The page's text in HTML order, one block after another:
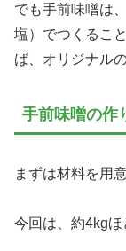
でも手前味噌は
塩）でつくるこ
ば、オリジナル
手前味噌の作
まずは材料を用
今回は、約4kgほ